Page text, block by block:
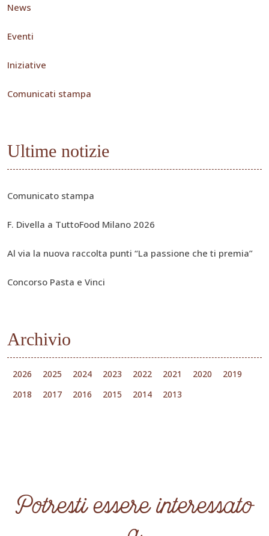
News
Eventi
Iniziative
Comunicati stampa
Ultime notizie
Comunicato stampa
F. Divella a TuttoFood Milano 2026
Al via la nuova raccolta punti “La passione che ti premia”
Concorso Pasta e Vinci
Archivio
2026 2025 2024 2023 2022 2021 2020
2019
2018
2017 2016 2015 2014 2013
Potresti essere interessato